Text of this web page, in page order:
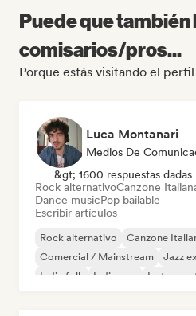
Puede que
comisarios/pros...
Porque estás visitando el
Luca Montanari
Medios De
&gt; 1600 respuestas dadas
Rock alternativoCanzone
Dance musicPop bailable
Escribir artículos
Rock alternativo
Canzone
Comercial / Mainstream
Jazz
Indie folk
Indie pop